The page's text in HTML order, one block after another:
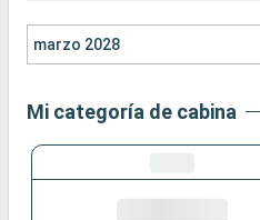
marzo 2028
Mi categoría de cabina